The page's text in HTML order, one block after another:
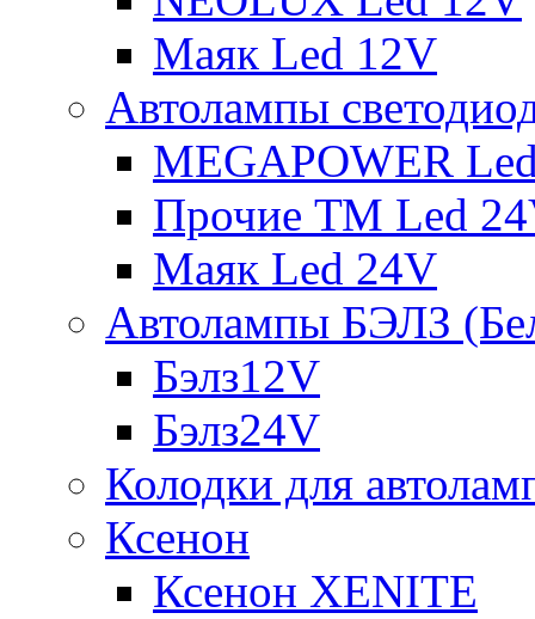
Маяк Led 12V
Автолампы
MEGAPOWER
Прочие ТМ Led
Маяк Led 24V
Автолампы БЭЛЗ
Бэлз12V
Бэлз24V
Колодки для
Ксенон
Ксенон XENITE